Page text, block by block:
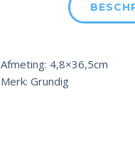
Afmeting: 4,8×36,5cm
Merk: Grundig